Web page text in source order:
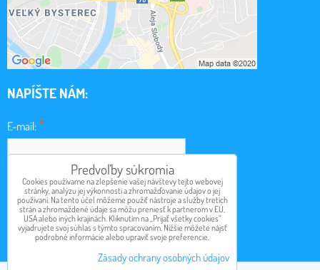
NAPÍŠTE NÁM:
E-mail:*
Obsah:*
Predvoľby súkromia
Cookies používame na zlepšenie vašej návštevy tejto webovej
stránky, analýzu jej výkonnosti a zhromažďovanie údajov o jej
používaní. Na tento účel môžeme použiť nástroje a služby tretích
strán a zhromaždené údaje sa môžu preniesť k partnerom v EÚ,
USA alebo iných krajinách. Kliknutím na „Prijať všetky cookies“
vyjadrujete svoj súhlas s týmto spracovaním. Nižšie môžete nájsť
podrobné informácie alebo upraviť svoje preferencie.
Zásady ochrany osobných údajov